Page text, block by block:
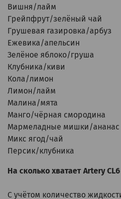
Вишня/лайм
Грейпфрут/зелёный чай
Грушевая газировка/арбуз
Ежевика/апельсин
Зелёное яблоко/груша
Клубника/киви
Кола/лимон
Лимон/лайм
Малина/мята
Манго/чёрная смородина
Мармеладные мишки/ананас
Микс ягод/чай
Персик/клубника
На сколько хватает Artery
С учётом количество